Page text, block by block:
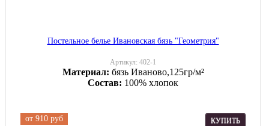
Постельное белье Ивановская бязь "Геометрия"
Артикул: 402-1
Материал: бязь Иваново,125гр/м²
Состав: 100% хлопок
от 910 руб КУПИТЬ